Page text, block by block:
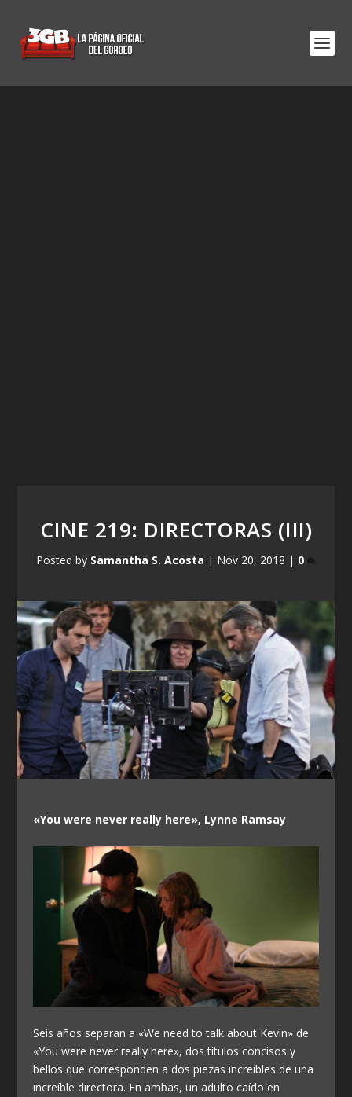
CINE 219: DIRECTORAS (III)
Posted by Samantha S. Acosta | Nov 20, 2018 | 0
«You were never really here», Lynne Ramsay
Seis años separan a «We need to talk about Kevin» de
«You were never really here», dos títulos concisos y
bellos que corresponden a dos piezas increíbles de una
increíble directora. En ambas, un adulto caído en